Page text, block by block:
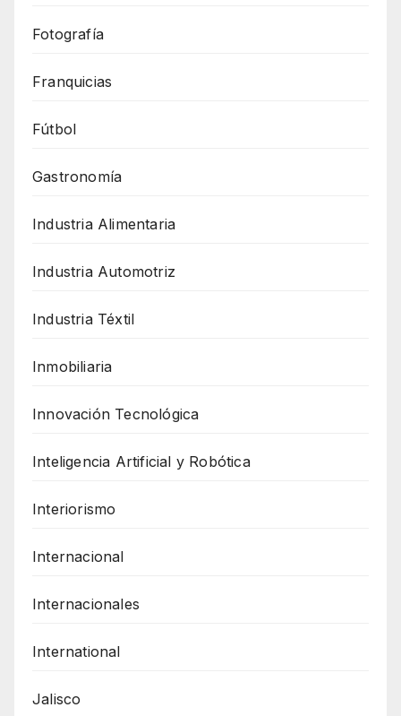
Fotografía
Franquicias
Fútbol
Gastronomía
Industria Alimentaria
Industria Automotriz
Industria Téxtil
Inmobiliaria
Innovación Tecnológica
Inteligencia Artificial y Robótica
Interiorismo
Internacional
Internacionales
International
Jalisco